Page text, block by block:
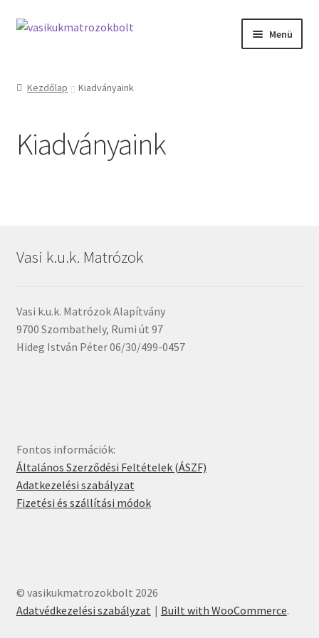
Ugrás
Kilépés
Menü
vasikukmatrozok.com
Kezdőlap Kiadványaink
Kiadványaink
Vasi k.u.k. Matrózok
Vasi k.u.k. Matrózok Alapítvány
9700 Szombathely, Rumi út 97
Hideg István Péter 06/30/499-0457
Fontos információk:
Általános Szerződési Feltételek (ÁSZF)
Adatkezelési szabályzat
Fizetési és szállítási módok
© vasikukmatrozokbolt 2026
Adatvédkezelési szabályzat
Built with WooCommerce.